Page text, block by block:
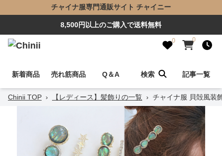
チャイナ服専門通販サイト チャイニー
8,500円以上のご購入で送料無料
0 0
新着商品 売れ筋商品 Q＆A 検索 記事一覧
Chinii TOP › 【レディース】髪飾りの一覧 › チャイナ服 貝殻風装